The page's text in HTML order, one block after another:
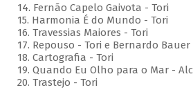
14. Fernão Capelo Gaivota - Tori
15. Harmonia É do Mundo - Tori
16. Travessias Maiores - Tori
17. Repouso - Tori e Bernardo Bauer
⁠18. Cartografia - Tori
19. Quando Eu Olho para o Mar -
20. Trastejo - Tori